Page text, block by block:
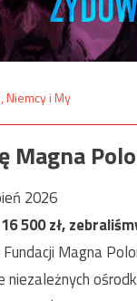
Magna
2026
16 500zł,
Magna